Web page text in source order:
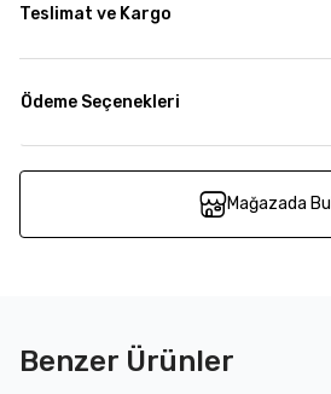
Teslimat ve Kargo
Ödeme Seçenekleri
Mağazada Bul
Benzer Ürünler